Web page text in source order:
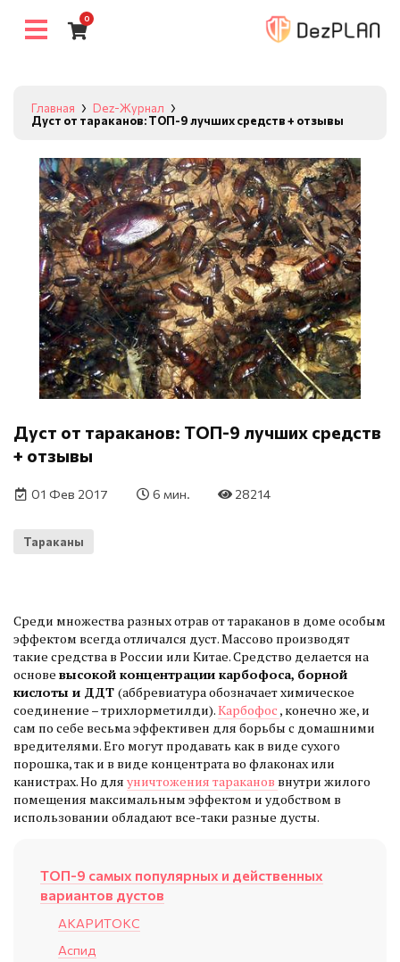
0
Главная
Dez-Журнал
Дуст от тараканов: ТОП-9 лучших средств + отзывы
Дуст от тараканов: ТОП-9 лучших средств
+ отзывы
01 Фев 2017 6 мин. 28214
Тараканы
Среди множества разных отрав от тараканов в доме особым
эффектом всегда отличался дуст. Массово производят
такие средства в России или Китае. Средство делается на
основе высокой концентрации карбофоса, борной
кислоты и ДДТ (аббревиатура обозначает химическое
соединение – трихлорметилди).Карбофос , конечно же, и
сам по себе весьма эффективен для борьбы с домашними
вредителями. Его могут продавать как в виде сухого
порошка, так и в виде концентрата во флаконах или
канистрах. Но для уничтожения тараканов внутри жилого
помещения максимальным эффектом и удобством в
использовании обладают все-таки разные дусты.
ТОП-9 самых популярных и действенных
вариантов дустов
АКАРИТОКС
Аспид